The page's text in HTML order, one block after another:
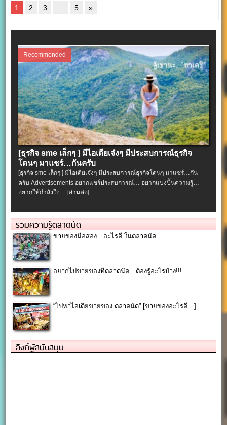
1 2 3 5 »
Recommended
[ธุรกิจ sme เล็กๆ ] มีไอเดียเจ๋งๆ มีประสบการณ์ธุรกิจ
โดนๆ มาแชร์…กันครับ
[ธุรกิจ sme เล็กๆ ] มีไอเดียเจ๋งๆ มีประสบการณ์ธุรกิจโดนๆ มาแชร์…กัน
ครับ Advertisements อยากแชร์ประสบการณ์… อยากแบ่งปั้นความรู้…
อยากให้กำลังใจ… [อ่านต่อ]
รวมความรู้ตลาดนัด
ขายของมือสอง…อะไรดี ในตลาดนัด
อยากไปขายของที่ตลาดนัด…ต้องรู้อะไรบ้าง!!!
“ไปหาไอเดียขายของ ตลาดนัด” [ขายของอะไรดี…]
ลิงก์ผู้สนับสนุน